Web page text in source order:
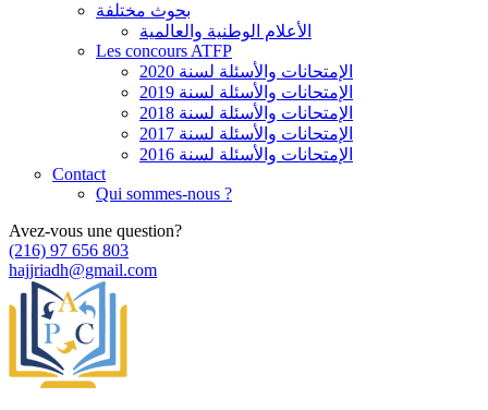
بحوث مختلفة
الأعلام الوطنية والعالمية
Les concours ATFP
الإمتحانات والأسئلة لسنة 2020
الإمتحانات والأسئلة لسنة 2019
الإمتحانات والأسئلة لسنة 2018
الإمتحانات والأسئلة لسنة 2017
الإمتحانات والأسئلة لسنة 2016
Contact
Qui sommes-nous ?
Avez-vous une question?
(216) 97 656 803
hajjriadh@gmail.com